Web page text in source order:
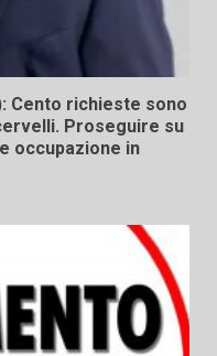
Cento richieste sono
Proseguire su
occupazione in